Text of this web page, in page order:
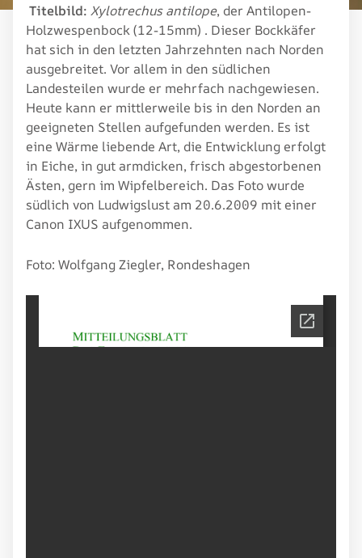
Titelbild: Xylotrechus antilope, der Antilopen-
Holzwespenbock (12-15mm) . Dieser Bockkäfer
hat sich in den letzten Jahrzehnten nach Norden
ausgebreitet. Vor allem in den südlichen
Landesteilen wurde er mehrfach nachgewiesen.
Heute kann er mittlerweile bis in den Norden an
geeigneten Stellen aufgefunden werden. Es ist
eine Wärme liebende Art, die Entwicklung erfolgt
in Eiche, in gut armdicken, frisch abgestorbenen
Ästen, gern im Wipfelbereich. Das Foto wurde
südlich von Ludwigslust am 20.6.2009 mit einer
Canon IXUS aufgenommen.
Foto: Wolfgang Ziegler, Rondeshagen